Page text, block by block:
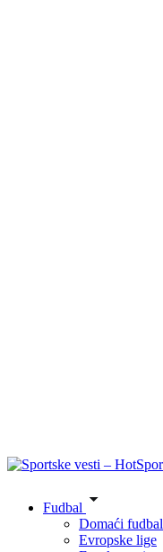
Fudbal
Domaći fudbal
Evropske lige